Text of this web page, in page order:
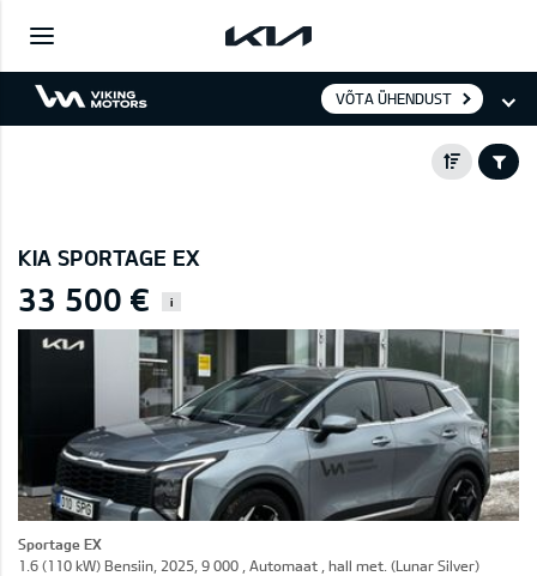
VÕTA ÜHENDUST
KIA SPORTAGE EX
33 500 € i
Sportage EX
1.6 (110 kW) Bensiin, 2025, 9 000 , Automaat , hall met. (Lunar Silver)